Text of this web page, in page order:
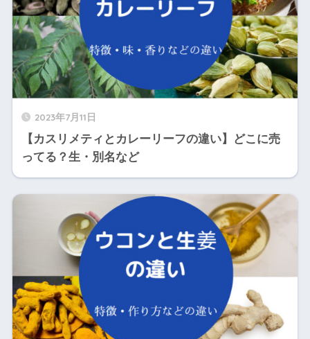
2023年7月11日
【カスリメティとカレーリーフの違い】どこに売
ってる？生・別名など